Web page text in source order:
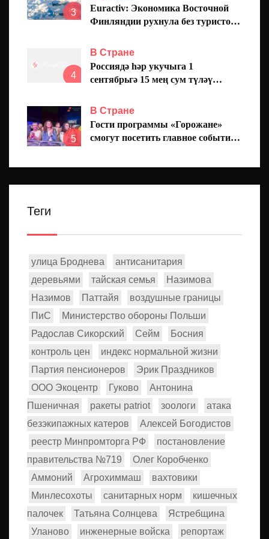
3
Euractiv: Экономика Восточной
Финляндии рухнула без туристов
4
В Стране
Россиядә һәр укучыга 1
сентябрьгә 15 мең сум түләү
5
В Стране
Гости программы «Горожане»
смогут посетить главное событие
Теги
улица Броднева
антисанитария
деревьями
тайская семья
Назимова
Назимов
Паттайя
воздушные границы
ПиС
Министерство обороны Польши
Радослав Сикорский
Сейм
Босния
контроль цен
индекс нормальной жизни
Партия пенсионеров
Эрик Праздников
ООО Экоцентр
Гуково
Антонина
Пшеничная
ракеты patriot зоологи
атака
безэкипажных катеров
Алексей Богодистов
реестр Минпромторга РФ
постановление
правительства №719
Олег Коробченко
Аммоний
Агрохиммаш
вахтовики
Минлесохоты
санитарных норм
кишечных
палочек
Татьяна Солнцева
Ястребщина
Уланово
инженерные войска
репортаж